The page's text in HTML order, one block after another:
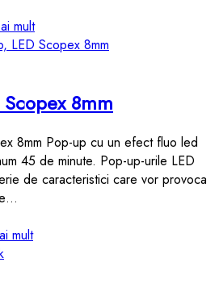
mult
Scopex 8mm
8mm Pop-up cu un efect fluo led
45 de minute. Pop-up-urile LED
de caracteristici care vor provoca
mult